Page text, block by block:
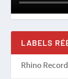
LABELS
Rhino